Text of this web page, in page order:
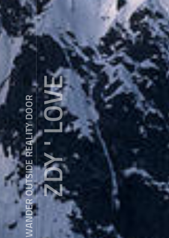
WANDER OUTSIDE REALITY DOORZDY ' LOVE